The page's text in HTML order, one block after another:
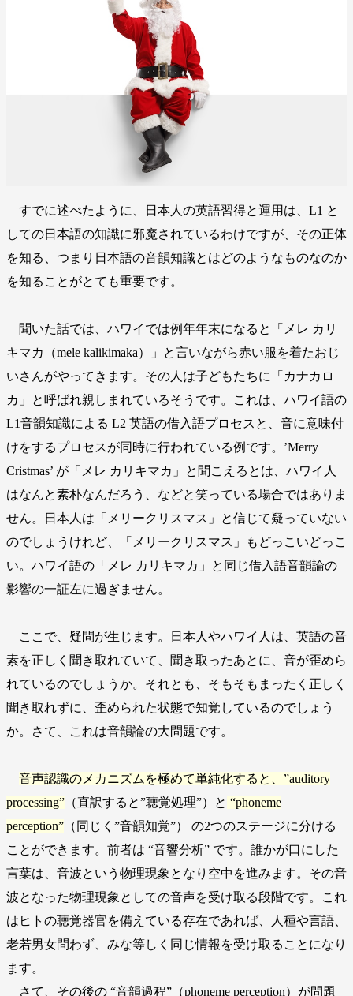
すでに述べたように、日本人の英語習得と運用は、L1 と
しての日本語の知識に邪魔されているわけですが、その正体
を知る、つまり日本語の音韻知識とはどのようなものなのか
を知ることがとても重要です。
聞いた話では、ハワイでは例年年末になると「メレ カリ
キマカ（mele kalikimaka）」と言いながら赤い服を着たおじ
いさんがやってきます。その人は子どもたちに「カナカロ
カ」と呼ばれ親しまれているそうです。これは、ハワイ語の
L1音韻知識による L2 英語の借入語プロセスと、音に意味付
けをするプロセスが同時に行われている例です。’Merry
Cristmas’ が「メレ カリキマカ」と聞こえるとは、ハワイ人
はなんと素朴なんだろう、などと笑っている場合ではありま
せん。日本人は「メリークリスマス」と信じて疑っていない
のでしょうけれど、「メリークリスマス」もどっこいどっこ
い。ハワイ語の「メレ カリキマカ」と同じ借入語音韻論の
影響の一証左に過ぎません。
ここで、疑問が生じます。日本人やハワイ人は、英語の音
素を正しく聞き取れていて、聞き取ったあとに、音が歪めら
れているのでしょうか。それとも、そもそもまったく正しく
聞き取れずに、歪められた状態で知覚しているのでしょう
か。さて、これは音韻論の大問題です。
音声認識のメカニズムを極めて単純化すると、”auditory
processing” （直訳すると”聴覚処理”）と “phoneme
perception” （同じく”音韻知覚”） の2つのステージに分ける
ことができます。前者は “音響分析” です。誰かが口にした
言葉は、音波という物理現象となり空中を進みます。その音
波となった物理現象としての音声を受け取る段階です。これ
はヒトの聴覚器官を備えている存在であれば、人種や言語、
老若男女問わず、みな等しく同じ情報を受け取ることになり
ます。
さて、その後の “音韻過程”（phoneme perception）が問題